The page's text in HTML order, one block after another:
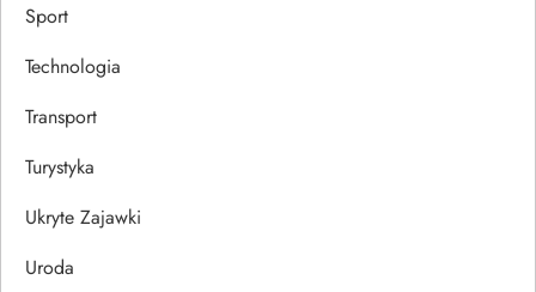
Sport
Technologia
Transport
Turystyka
Ukryte Zajawki
Uroda